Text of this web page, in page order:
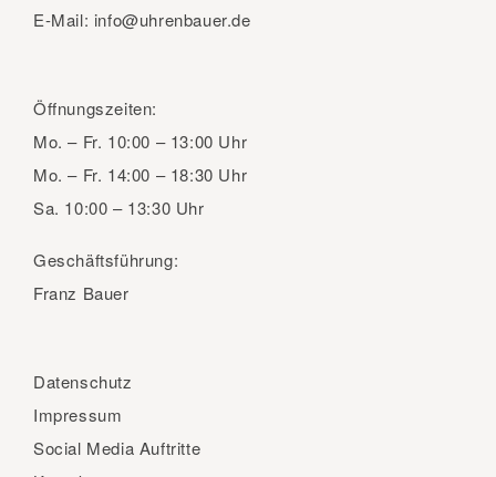
E-Mail: info@uhrenbauer.de
Öffnungszeiten:
Mo. – Fr. 10:00 – 13:00 Uhr
Mo. – Fr. 14:00 – 18:30 Uhr
Sa. 10:00 – 13:30 Uhr
Geschäftsführung:
Franz Bauer
Datenschutz
Impressum
Social Media Auftritte